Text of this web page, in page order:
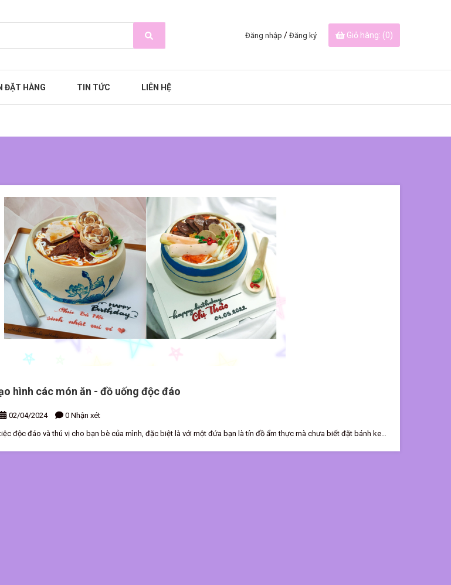
Đăng nhập / Đăng ký Giỏ hàng: (0)
ĐẶT HÀNG TIN TỨC LIÊN HỆ
hình các món ăn - đồ uống độc đáo
02/04/2024 0 Nhận xét
độc đáo và thú vị cho bạn bè của mình, đặc biệt là với một đứa bạn là tín đồ ẩm thực mà chưa biết đặt bánh kem